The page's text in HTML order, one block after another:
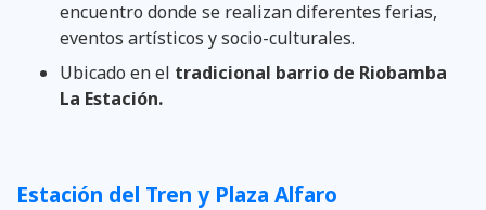
encuentro donde se realizan diferentes ferias,
eventos artísticos y socio-culturales.
Ubicado en el tradicional barrio de Riobamba
La Estación.
Estación del Tren y Plaza Alfaro